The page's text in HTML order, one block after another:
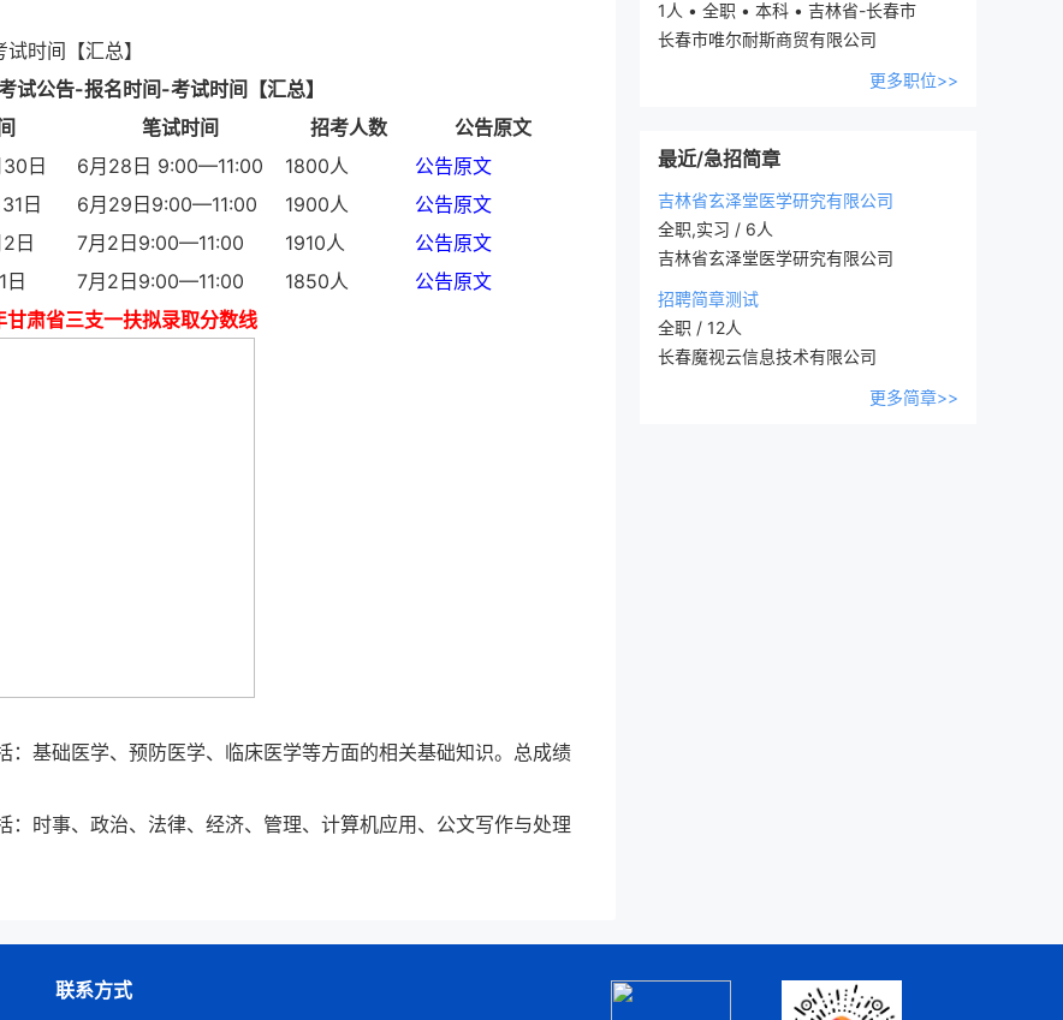
1人 • 全职 • 本科 • 吉林省-长春市
长春市唯尔耐斯商贸有限公司
更多职位>>
最近/急招简章
吉林省玄泽堂医学研究有限公司
全职,实习 / 6人
吉林省玄泽堂医学研究有限公司
招聘简章测试
全职 / 12人
长春魔视云信息技术有限公司
更多简章>>
时间【汇总】
试公告-报名时间-考试时间【汇总】
笔试时间 招考人数
公告原文
日 6月28日 9:00—11:00 1800人
公告原文
日 6月29日9:00—11:00 1900人
公告原文
日 7月2日9:00—11:00 1910人
公告原文
7月2日9:00—11:00 1850人
公告原文
甘肃省三支一扶拟录取分数线
：基础医学、预防医学、临床医学等方面的相关基础知识。总成绩
：时事、政治、法律、经济、管理、计算机应用、公文写作与处理
联系方式